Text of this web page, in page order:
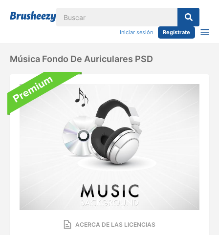
Iniciar sesión Regístrate
Música Fondo De Auriculares PSD
ACERCA DE LAS LICENCIAS